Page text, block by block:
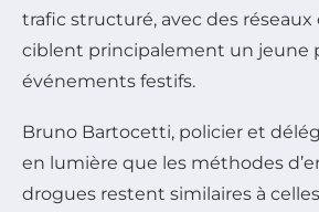
trafic structuré, avec des réseaux
ciblent principalement un jeune
événements festifs.
Bruno Bartocetti, policier et
en lumière que les méthodes
drogues restent similaires à